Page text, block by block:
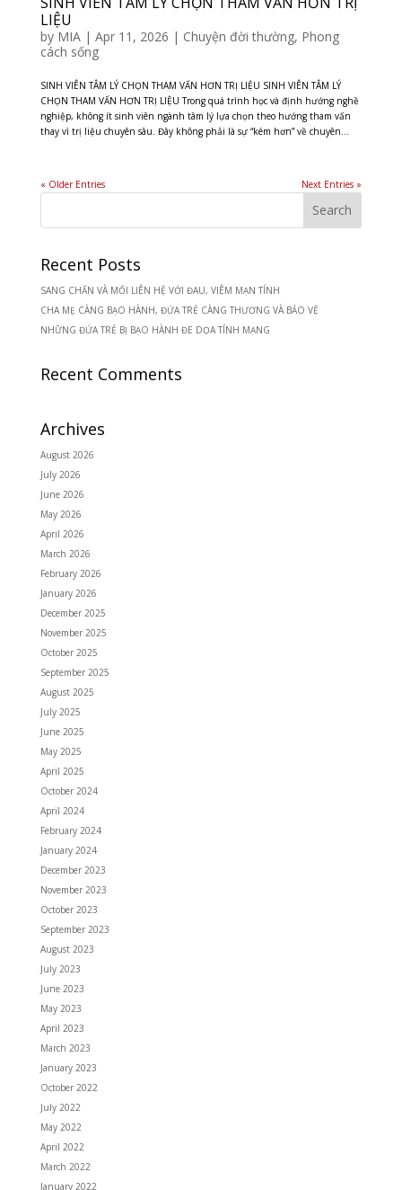
LIỆU
by MIA| Apr 11, 2026 | Chuyện đời thường, Phong
cách sống
SINH VIÊN TÂM LÝ CHỌN THAM VẤN HƠN TRỊ LIỆU SINH VIÊN TÂM LÝ
CHỌN THAM VẤN HƠN TRỊ LIỆU Trong quá trình học và định hướng nghề
nghiệp, không ít sinh viên ngành tâm lý lựa chọn theo hướng tham vấn
thay vì trị liệu chuyên sâu. Đây không phải là sự “kém hơn” về chuyên...
« Older Entries Next Entries »
Recent Posts
SANG CHẤN VÀ MỐI LIÊN HỆ VỚI ĐAU, VIÊM MẠN TÍNH
CHA MẸ CÀNG BẠO HÀNH, ĐỨA TRẺ CÀNG THƯƠNG VÀ BẢO VỆ
NHỮNG ĐỨA TRẺ BỊ BẠO HÀNH ĐE DỌA TÍNH MẠNG
Recent Comments
Archives
August 2026
July 2026
June 2026
May 2026
April 2026
March 2026
February 2026
January 2026
December 2025
November 2025
October 2025
September 2025
August 2025
July 2025
June 2025
May 2025
April 2025
October 2024
April 2024
February 2024
January 2024
December 2023
November 2023
October 2023
September 2023
August 2023
July 2023
June 2023
May 2023
April 2023
March 2023
January 2023
October 2022
July 2022
May 2022
April 2022
March 2022
January 2022